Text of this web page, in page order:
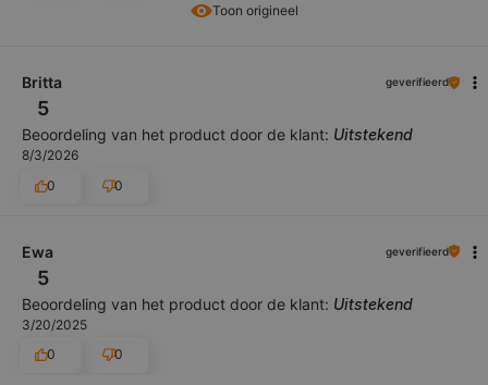
Toon origineel
Britta geverifieerd
5
Beoordeling van het product door de klant: Uitstekend
8/3/2026
0
0
Ewa geverifieerd
5
Beoordeling van het product door de klant: Uitstekend
3/20/2025
0
0